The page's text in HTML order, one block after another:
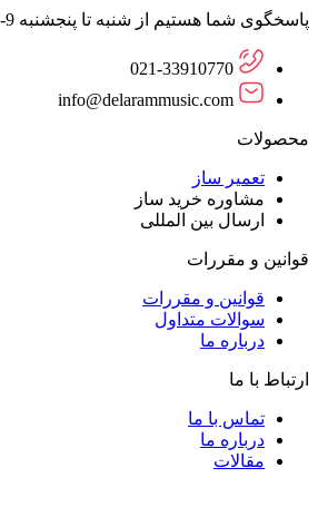
پاسخگوی شما هستیم از شنبه تا پنجشنبه 9-19
021-33910770
info@delarammusic.com
محصولات
تعمیر ساز
مشاوره خرید ساز
ارسال بین المللی
قوانین و مقررات
قوانین و مقررات
سوالات متداول
درباره ما
ارتباط با ما
تماس با ما
درباره ما
مقالات